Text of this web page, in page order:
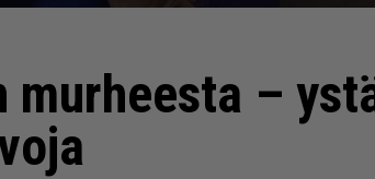
murheesta –